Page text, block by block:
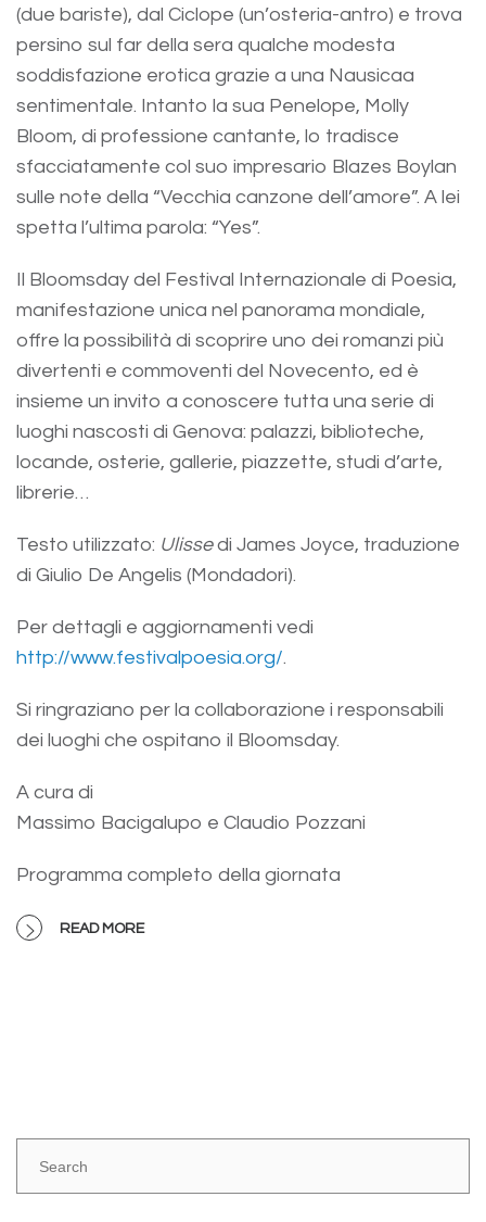
(due bariste), dal Ciclope (un’osteria-antro) e trova
persino sul far della sera qualche modesta
soddisfazione erotica grazie a una Nausicaa
sentimentale. Intanto la sua Penelope, Molly
Bloom, di professione cantante, lo tradisce
sfacciatamente col suo impresario Blazes Boylan
sulle note della “Vecchia canzone dell’amore”. A lei
spetta l’ultima parola: “Yes”.
Il Bloomsday del Festival Internazionale di Poesia,
manifestazione unica nel panorama mondiale,
offre la possibilità di scoprire uno dei romanzi più
divertenti e commoventi del Novecento, ed è
insieme un invito a conoscere tutta una serie di
luoghi nascosti di Genova: palazzi, biblioteche,
locande, osterie, gallerie, piazzette, studi d’arte,
librerie…
Testo utilizzato: Ulissedi James Joyce, traduzione
di Giulio De Angelis (Mondadori).
Per dettagli e aggiornamenti vedi
http://www.festivalpoesia.org/.
Si ringraziano per la collaborazione i responsabili
dei luoghi che ospitano il Bloomsday.
A cura di
Massimo Bacigalupo e Claudio Pozzani
Programma completo della giornata
READ MORE